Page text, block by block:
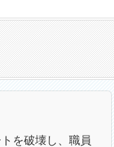
を破壊し、職員